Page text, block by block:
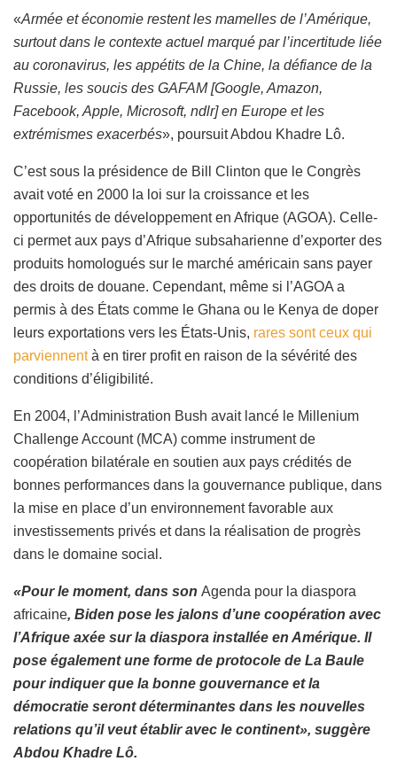
«Armée et économie restent les mamelles de l’Amérique,
surtout dans le contexte actuel marqué par l’incertitude liée
au coronavirus, les appétits de la Chine, la défiance de la
Russie, les soucis des GAFAM [Google, Amazon,
Facebook, Apple, Microsoft, ndlr] en Europe et les
extrémismes exacerbés», poursuit Abdou Khadre Lô.
C’est sous la présidence de Bill Clinton que le Congrès
avait voté en 2000 la loi sur la croissance et les
opportunités de développement en Afrique (AGOA). Celle-
ci permet aux pays d’Afrique subsaharienne d’exporter des
produits homologués sur le marché américain sans payer
des droits de douane. Cependant, même si l’AGOA a
permis à des États comme le Ghana ou le Kenya de doper
leurs exportations vers les États-Unis, rares sont ceux qui
parviennentà en tirer profit en raison de la sévérité des
conditions d’éligibilité.
En 2004, l’Administration Bush avait lancé le Millenium
Challenge Account (MCA) comme instrument de
coopération bilatérale en soutien aux pays crédités de
bonnes performances dans la gouvernance publique, dans
la mise en place d’un environnement favorable aux
investissements privés et dans la réalisation de progrès
dans le domaine social.
«Pour le moment, dans son Agenda pour la diaspora
africaine, Biden pose les jalons d’une coopération avec
l’Afrique axée sur la diaspora installée en Amérique. Il
pose également une forme de protocole de La Baule
pour indiquer que la bonne gouvernance et la
démocratie seront déterminantes dans les nouvelles
relations qu’il veut établir avec le continent», suggère
Abdou Khadre Lô.